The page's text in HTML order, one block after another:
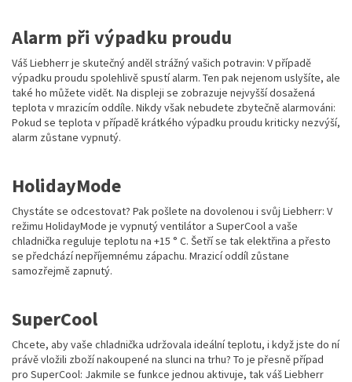
Alarm při výpadku proudu
Váš Liebherr je skutečný anděl strážný vašich potravin: V případě
výpadku proudu spolehlivě spustí alarm. Ten pak nejenom uslyšíte, ale
také ho můžete vidět. Na displeji se zobrazuje nejvyšší dosažená
teplota v mrazicím oddíle. Nikdy však nebudete zbytečně alarmováni:
Pokud se teplota v případě krátkého výpadku proudu kriticky nezvýší,
alarm zůstane vypnutý.
HolidayMode
Chystáte se odcestovat? Pak pošlete na dovolenou i svůj Liebherr: V
režimu HolidayMode je vypnutý ventilátor a SuperCool a vaše
chladnička reguluje teplotu na +15 ° C. Šetří se tak elektřina a přesto
se předchází nepříjemnému zápachu. Mrazicí oddíl zůstane
samozřejmě zapnutý.
SuperCool
Chcete, aby vaše chladnička udržovala ideální teplotu, i když jste do ní
právě vložili zboží nakoupené na slunci na trhu? To je přesně případ
pro SuperCool: Jakmile se funkce jednou aktivuje, tak váš Liebherr